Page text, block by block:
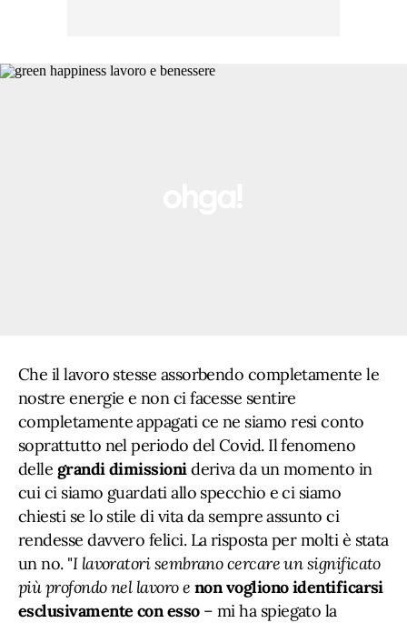
Che il lavoro stesse assorbendo completamente le
nostre energie e non ci facesse sentire
completamente appagati ce ne siamo resi conto
soprattutto nel periodo del Covid. Il fenomeno
delle grandi dimissionideriva da un momento in
cui ci siamo guardati allo specchio e ci siamo
chiesti se lo stile di vita da sempre assunto ci
rendesse davvero felici. La risposta per molti è stata
un no. "I lavoratori sembrano cercare un significato
più profondo nel lavoro e non vogliono identificarsi
esclusivamente con esso– mi ha spiegato la